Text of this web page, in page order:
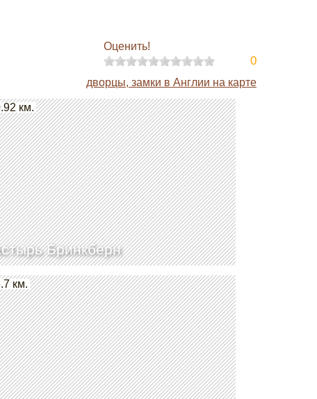
Оценить!
0
дворцы, замки в Англии на карте
Бринкберн
км.
км.